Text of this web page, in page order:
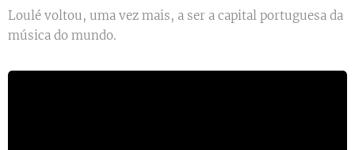
Loulé voltou, uma vez mais, a ser a capital portuguesa da
música do mundo.